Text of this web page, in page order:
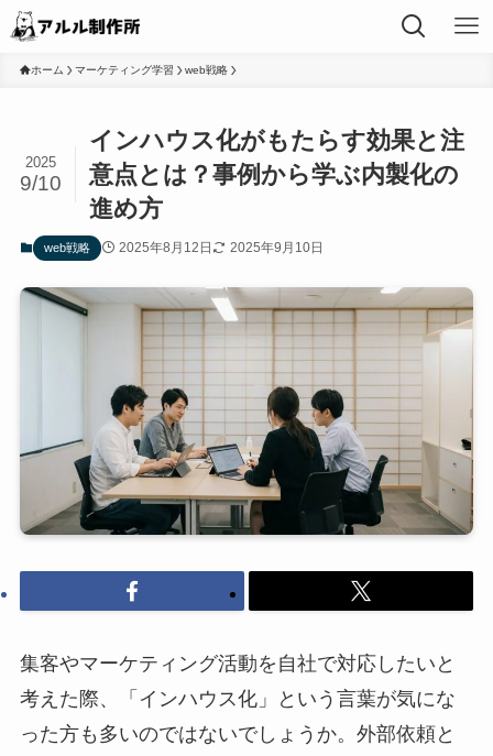
ホーム マーケティング学習 web戦略
インハウス化がもたらす効果と注
意点とは？事例から学ぶ内製化の
進め方
2025
9/10
web戦略 2025年8月12日 2025年9月10日
集客やマーケティング活動を自社で対応したいと
考えた際、「インハウス化」という言葉が気にな
った方も多いのではないでしょうか。外部依頼と